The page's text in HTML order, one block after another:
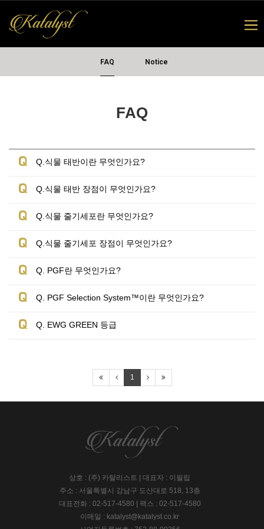
FAQ Notice
FAQ
Q.식물 태반이란 무엇인가요?
Q.식물 태반 장점이 무엇인가요?
Q.식물 줄기세포란 무엇인가요?
Q.식물 줄기세포 장점이 무엇인가요?
Q. PGF란 무엇인가요?
Q. PGF Selection System™이란 무엇인가요?
Q. EWG GREEN 등급
1
상호 : (주) 카탈리스트 | 대표자 : 이필립
주소 : 서울특별시 강남구 도산대로 518, 13층
대표전화 : 02-517-4580 | 팩스 : 02-517-4580
이메일 : katalyst@katalyst.co.kr